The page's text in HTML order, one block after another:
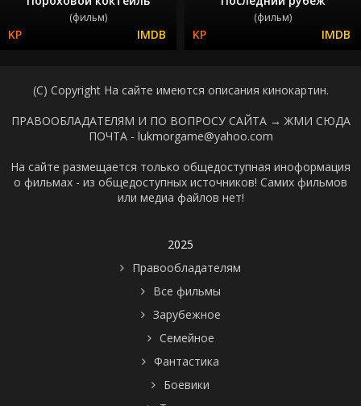
(фильм) (фильм)
(C) Copyright На сайте имеются описания кинокартин.
ПРАВООБЛАДАТЕЛЯМ И ПО ВОПРОСУ САЙТА → ЖМИ СЮДА
ПОЧТА - lukmorgame@yahoo.com
На сайте размещается только общедоступная иноформация
о фильмах - из общедоступных источников! Самих фильмов
или медиа файлов нет!
2025
Правообладателям
Все фильмы
Зарубежное
Семейное
Фантастика
Боевики